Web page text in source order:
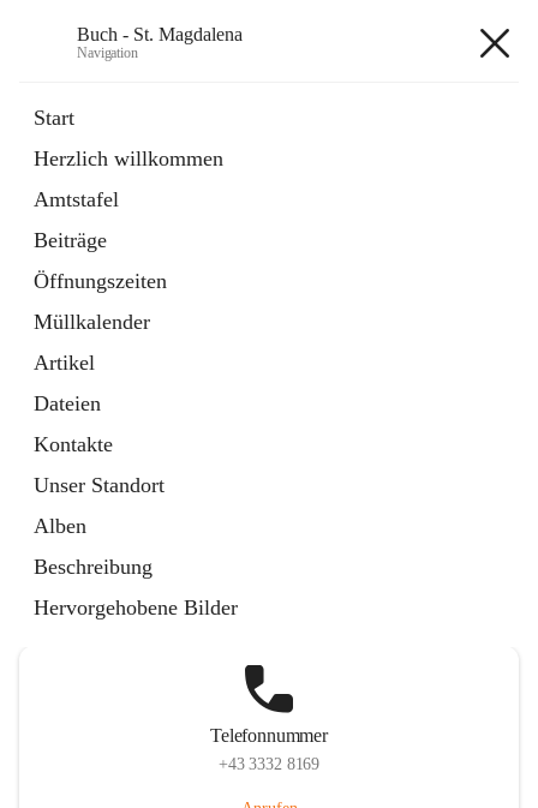
Buch - St. Magdalena
Navigation
Start
Herzlich willkommen
Amtstafel
Beiträge
Öffnungszeiten
Müllkalender
Artikel
Dateien
Kontakte
Unser Standort
Alben
Beschreibung
Hervorgehobene Bilder
11 Schnellzugriffe
Bürgerservice
10 Schnellzugriffe
Telefonnummer
+43 3332 8169